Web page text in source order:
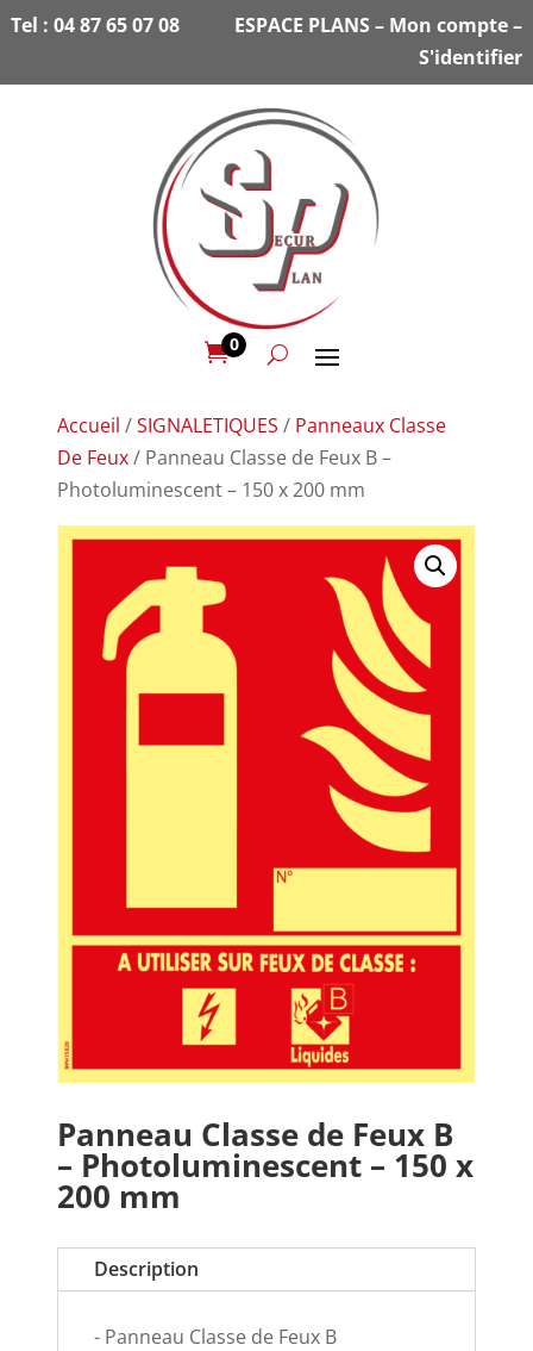
Tel : 04 87 65 07 08 ESPACE PLANS– Mon compte–
S'identifier
0
Accueil /SIGNALETIQUES / Panneaux Classe
De Feux/ Panneau Classe de Feux B –
Photoluminescent – 150 x 200 mm
Panneau Classe de Feux B
– Photoluminescent – 150 x
200 mm
Description
- Panneau Classe de Feux B